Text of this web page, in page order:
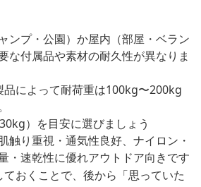
ンプ・公園）か屋内（部屋・ベラン
な付属品や素材の耐久性が異なりま
品によって耐荷重は100kg〜200kg
）を目安に選びましょう
触り重視・通気性良好、ナイロン・
・速乾性に優れアウトドア向きです
おくことで、後から「思っていた